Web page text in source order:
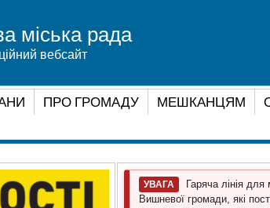
ПРО ГРОМАДУ МЕШКАНЦЯМ
міська рада
вебсайт
УВАГА
Гаряча лінія для
Вишневої громади, які